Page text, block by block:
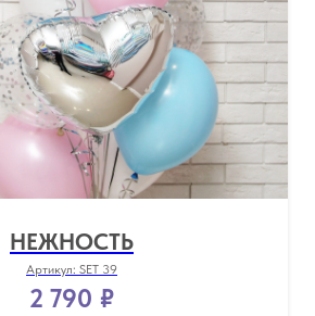
НЕЖНОСТЬ
Артикул: SET 39
2 790 ₽